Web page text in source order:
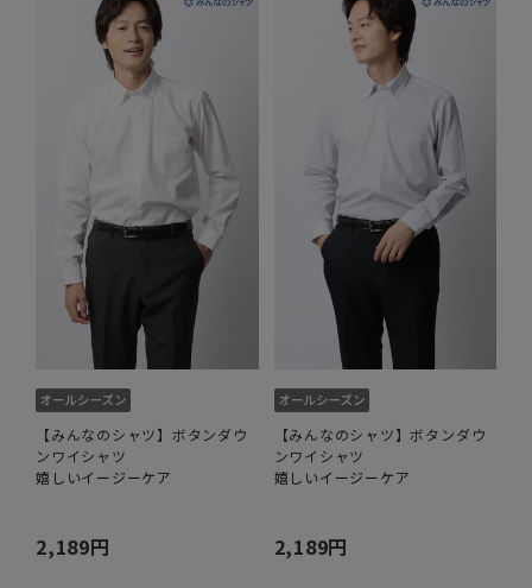
【みんなのシャツ】ボタンダウ
ンワイシャツ
嬉しいイージーケア
2,189円
【みんなのシャツ】ボタンダウ
ンワイシャツ
嬉しいイージーケア
2,189円